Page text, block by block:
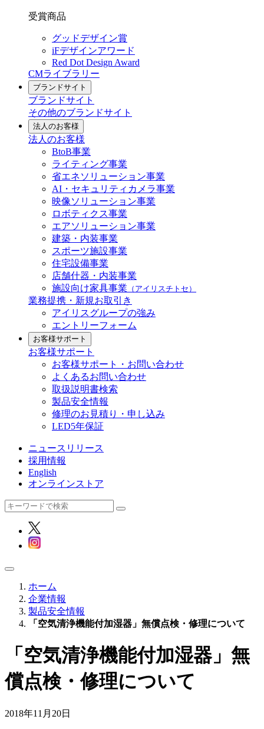
受賞商品
グッドデザイン賞
iFデザインアワード
Red Dot Design Award
CMライブラリー
ブランドサイト
ブランドサイト
その他のブランドサイト
法人のお客様
法人のお客様
BtoB事業
ライティング事業
省エネソリューション事業
AI・セキュリティカメラ事業
映像ソリューション事業
ロボティクス事業
エアソリューション事業
建築・内装事業
スポーツ施設事業
住宅設備事業
店舗什器・内装事業
施設向け家具事業 （アイリスチトセ）
業務提携・新規お取引き
アイリスグループの強み
エントリーフォーム
お客様サポート
お客様サポート
お客様サポート・お問い合わせ
よくあるお問い合わせ
取扱説明書検索
製品安全情報
修理のお見積り・申し込み
LED5年保証
ニュースリリース
採用情報
English
オンラインストア
ホーム
企業情報
製品安全情報
「空気清浄機能付加湿器」無償点検・修理について
「空気清浄機能付加湿器」無
償点検・修理について
2018年11月20日